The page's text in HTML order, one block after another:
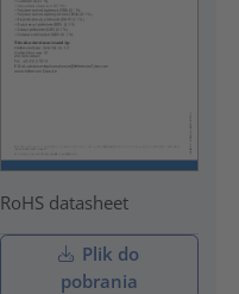
RoHS datasheet
Plik do
pobrania